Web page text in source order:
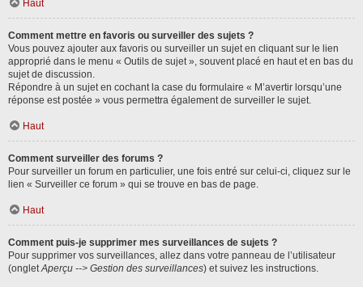
Haut
Comment mettre en favoris ou surveiller des sujets ?
Vous pouvez ajouter aux favoris ou surveiller un sujet en cliquant sur le lien
approprié dans le menu « Outils de sujet », souvent placé en haut et en bas du
sujet de discussion.
Répondre à un sujet en cochant la case du formulaire « M’avertir lorsqu’une
réponse est postée » vous permettra également de surveiller le sujet.
Haut
Comment surveiller des forums ?
Pour surveiller un forum en particulier, une fois entré sur celui-ci, cliquez sur le
lien « Surveiller ce forum » qui se trouve en bas de page.
Haut
Comment puis-je supprimer mes surveillances de sujets ?
Pour supprimer vos surveillances, allez dans votre panneau de l’utilisateur
(ongletAperçu --> Gestion des surveillances) et suivez les instructions.